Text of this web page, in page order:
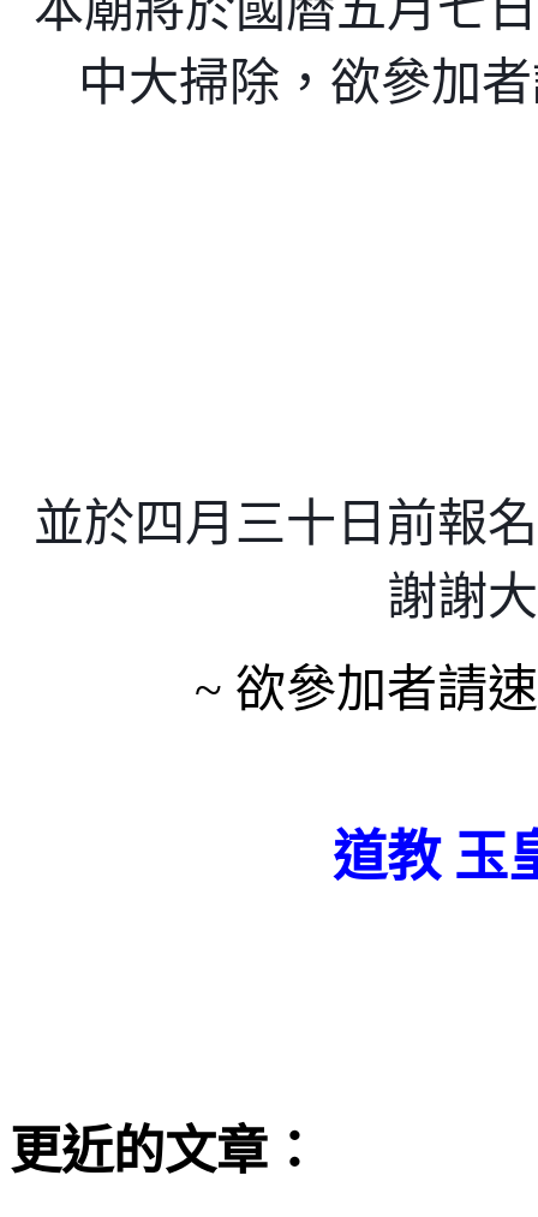
中大掃除，欲參加
並於四月三十日前報
謝謝
~ 欲參加者請
道教 玉
更近的文章：